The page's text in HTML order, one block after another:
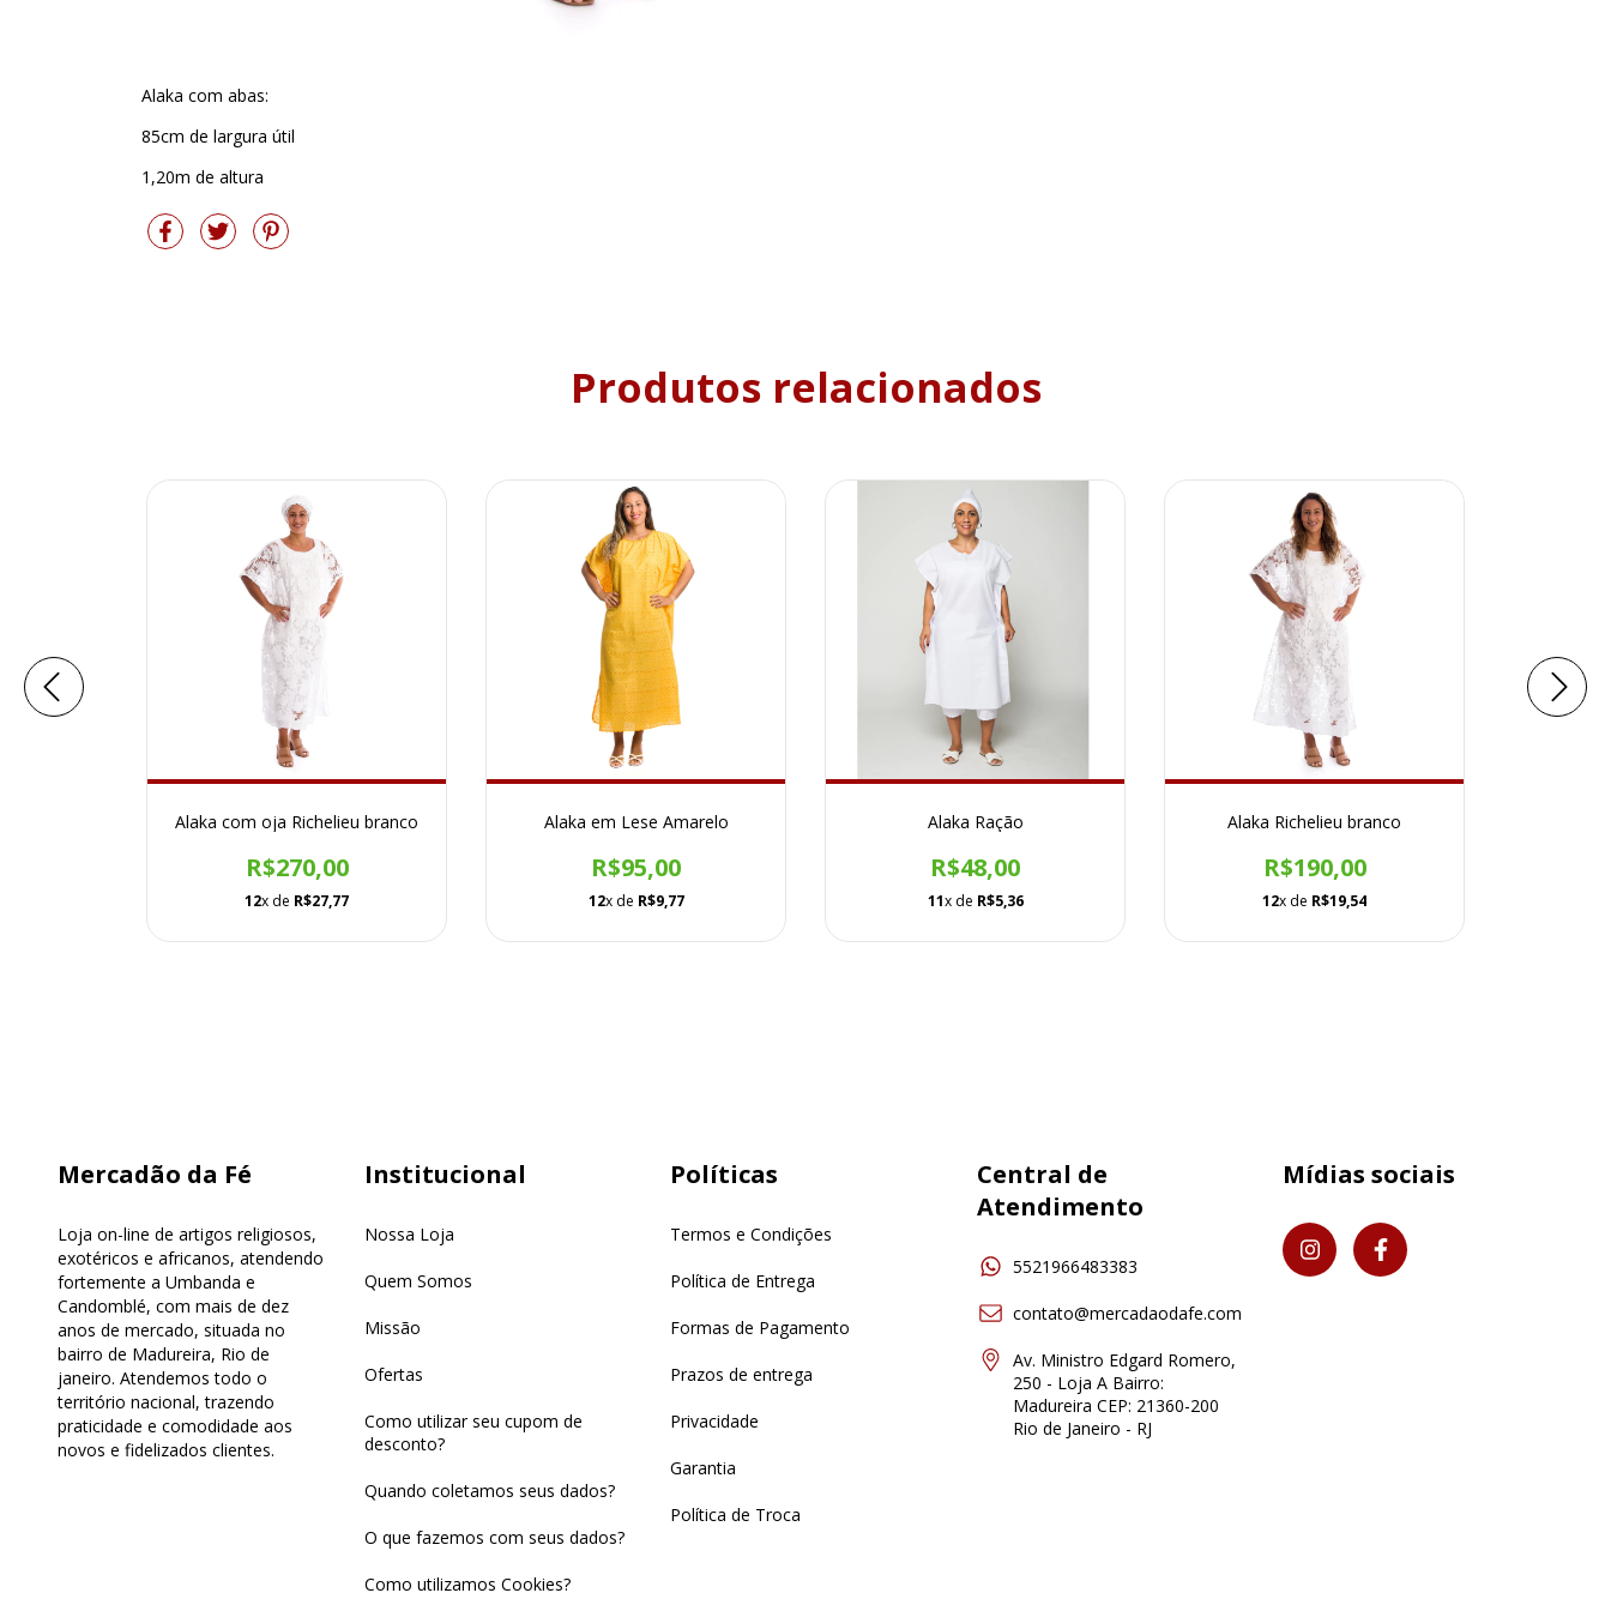
Alaka com abas:
85cm de largura útil
1,20m de altura
Produtos relacionados
Alaka com oja Richelieu branco
R$270,00
12x de R$27,77
Alaka em Lese Amarelo
R$95,00
12x de R$9,77
Alaka Ração
R$48,00
11x de R$5,36
Alaka Richelieu branco
R$190,00
12x de R$19,54
Mercadão da Fé
Loja on-line de artigos religiosos,
exotéricos e africanos, atendendo
fortemente a Umbanda e
Candomblé, com mais de dez
anos de mercado, situada no
bairro de Madureira, Rio de
janeiro. Atendemos todo o
território nacional, trazendo
praticidade e comodidade aos
novos e fidelizados clientes.
Institucional
Nossa Loja
Quem Somos
Missão
Ofertas
Como utilizar seu cupom de
desconto?
Quando coletamos seus dados?
O que fazemos com seus dados?
Como utilizamos Cookies?
Políticas
Termos e Condições
Política de Entrega
Formas de Pagamento
Prazos de entrega
Privacidade
Garantia
Política de Troca
Central de
Atendimento
5521966483383
contato@mercadaodafe.com
Av. Ministro Edgard Romero,
250 - Loja A Bairro:
Madureira CEP: 21360-200
Rio de Janeiro - RJ
Mídias sociais